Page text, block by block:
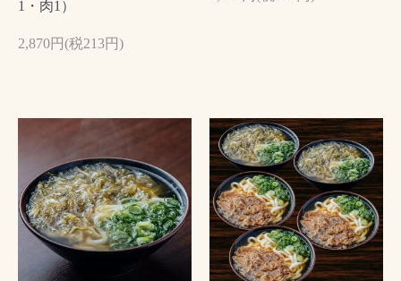
1・肉1）
2,870円(税213円)